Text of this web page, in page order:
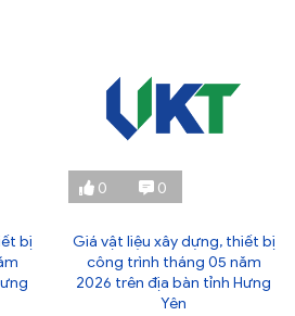
bị
0 0
Giá vật liệu xây dựng, thiết bị
công trình tháng 05 năm
2026 trên địa bàn tỉnh Hưng
Yên